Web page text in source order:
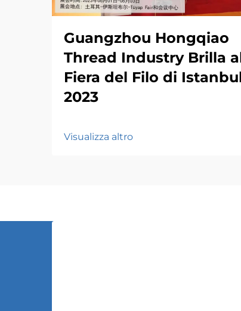
Guangzhou Hongqiao
Thread Industry Brilla
Fiera del Filo di
2023
Visualizza altro